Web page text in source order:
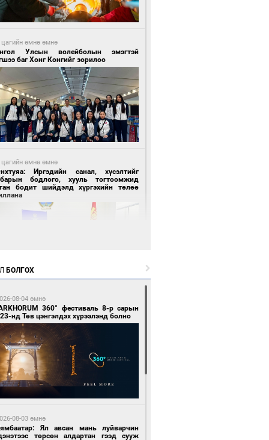
цагийн өмнө өмнө
Улсын волейболын эмэгтэй
баг Хонг Конгийг зорилоо
цагийн өмнө өмнө
Иргэдийн санал, хүсэлтийг
бодлого, хууль тогтоомжид
бодит шийдэлд хүргэхийн төлөө
өмнө өмнө
жаргал үргэлжид ирнэ
орно, өдөртөө 24-26 хэм дулаан
БОЛГОХ
08-04 өмнө
360° фестиваль 8-р сарын
нд Төв цэнгэлдэх хүрээлэнд болно
08-03 өмнө
Ял авсан мань луйварчин
төрсөн алдартан гээд сууж